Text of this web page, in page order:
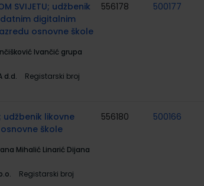
SVIJETU; udžbenik
digitalnim
osnovne škole
Ivančić grupa
d.d.
Registarski broj
556178 500177
udžbenik likovne
škole
Mihalić Linarić Dijana
Registarski broj
556180 500166